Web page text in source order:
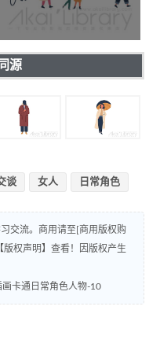
源
谈 女人 日常角色
交流。商用请至[商用版权购
权声明】查看！因版权产生
卡通日常角色人物-10